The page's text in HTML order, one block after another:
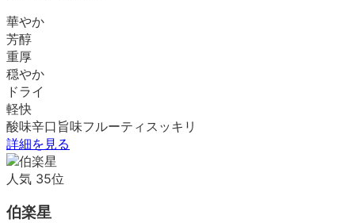
華やか
芳醇
重厚
穏やか
ドライ
軽快
酸味辛口 旨味フルーティ スッキリ
詳細を見る
人気 35位
伯楽星